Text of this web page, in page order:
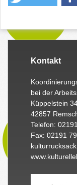
Kontakt
bei der
Küppelstein
42857
Telefon:
Fax: 02191